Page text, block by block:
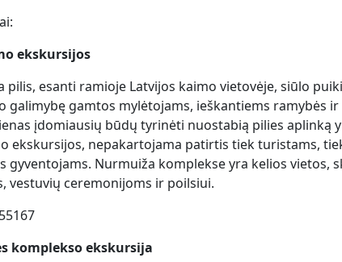
ekskursijos
pilis, esanti ramioje Latvijos kaimo vietovėje, siūlo
galimybę gamtos mylėtojams, ieškantiems ramybės ir
įdomiausių būdų tyrinėti nuostabią pilies aplinką
ekskursijos, nepakartojama patirtis tiek turistams,
gyventojams. Nurmuiža komplekse yra kelios vietos,
vestuvių ceremonijoms ir poilsiui.
komplekso ekskursija